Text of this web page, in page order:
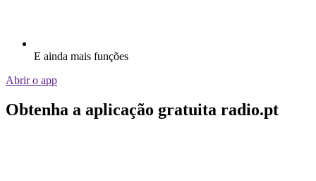
E ainda mais funções
Abrir o app
Obtenha a aplicação gratuita radio.pt